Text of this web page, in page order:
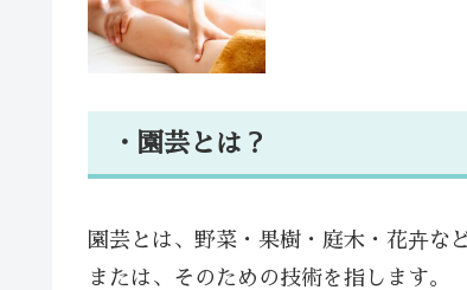
・園芸とは？
園芸とは、野菜・果樹・庭木・花卉な
または、そのための技術を指します。